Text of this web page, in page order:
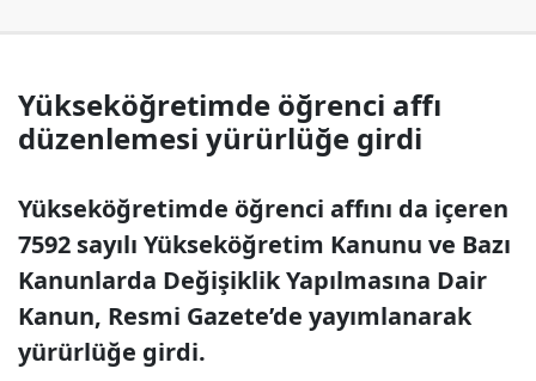
Yükseköğretimde öğrenci affı
düzenlemesi yürürlüğe girdi
Yükseköğretimde öğrenci affını da içeren
7592 sayılı Yükseköğretim Kanunu ve Bazı
Kanunlarda Değişiklik Yapılmasına Dair
Kanun, Resmi Gazete’de yayımlanarak
yürürlüğe girdi.